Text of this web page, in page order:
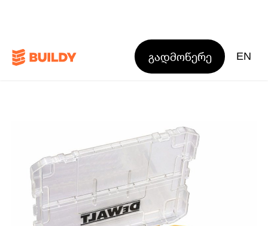
გადმოწერე EN